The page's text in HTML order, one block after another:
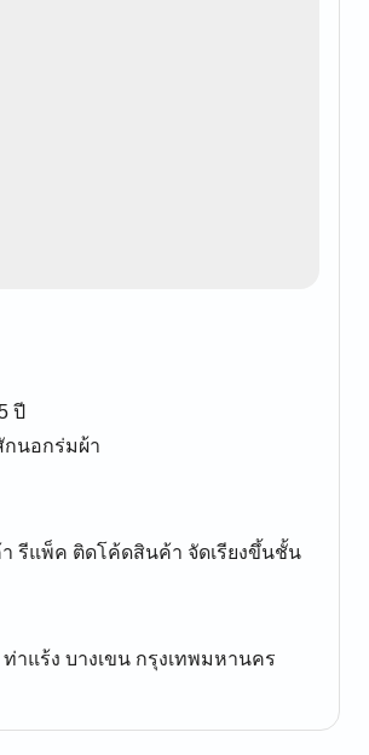
ปี
กนอกร่มผ้า
รีแพ็ค ติดโค้ดสินค้า จัดเรียงขึ้นชั้น
าแร้ง บางเขน กรุงเทพมหานคร